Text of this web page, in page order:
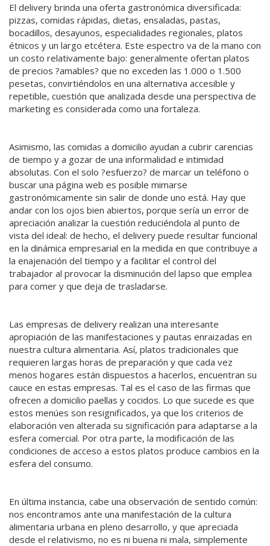
El delivery brinda una oferta gastronómica diversificada:
pizzas, comidas rápidas, dietas, ensaladas, pastas,
bocadillos, desayunos, especialidades regionales, platos
étnicos y un largo etcétera. Este espectro va de la mano con
un costo relativamente bajo: generalmente ofertan platos
de precios ?amables? que no exceden las 1.000 o 1.500
pesetas, convirtiéndolos en una alternativa accesible y
repetible, cuestión que analizada desde una perspectiva de
marketing es considerada como una fortaleza.
Asimismo, las comidas a domicilio ayudan a cubrir carencias
de tiempo y a gozar de una informalidad e intimidad
absolutas. Con el solo ?esfuerzo? de marcar un teléfono o
buscar una página web es posible mimarse
gastronómicamente sin salir de donde uno está. Hay que
andar con los ojos bien abiertos, porque sería un error de
apreciación analizar la cuestión reduciéndola al punto de
vista del ideal: de hecho, el delivery puede resultar funcional
en la dinámica empresarial en la medida en que contribuye a
la enajenación del tiempo y a facilitar el control del
trabajador al provocar la disminución del lapso que emplea
para comer y que deja de trasladarse.
Las empresas de delivery realizan una interesante
apropiación de las manifestaciones y pautas enraizadas en
nuestra cultura alimentaria. Así, platos tradicionales que
requieren largas horas de preparación y que cada vez
menos hogares están dispuestos a hacerlos, encuentran su
cauce en estas empresas. Tal es el caso de las firmas que
ofrecen a domicilio paellas y cocidos. Lo que sucede es que
estos menúes son resignificados, ya que los criterios de
elaboración ven alterada su significación para adaptarse a la
esfera comercial. Por otra parte, la modificación de las
condiciones de acceso a estos platos produce cambios en la
esfera del consumo.
En última instancia, cabe una observación de sentido común:
nos encontramos ante una manifestación de la cultura
alimentaria urbana en pleno desarrollo, y que apreciada
desde el relativismo, no es ni buena ni mala, simplemente